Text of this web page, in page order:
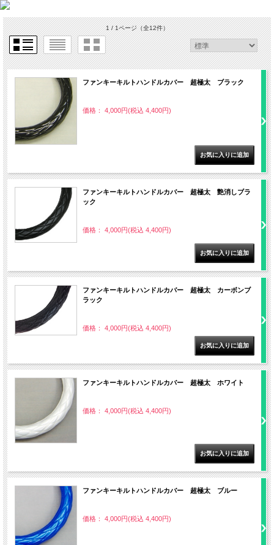
1 / 1ページ（全12件）
ファンキーキルトハンドルカバー 超極太 ブラック
価格： 4,000円(税込 4,400円)
ファンキーキルトハンドルカバー 超極太 艶消しブラ
ック
価格： 4,000円(税込 4,400円)
ファンキーキルトハンドルカバー 超極太 カーボンブ
ラック
価格： 4,000円(税込 4,400円)
ファンキーキルトハンドルカバー 超極太 ホワイト
価格： 4,000円(税込 4,400円)
ファンキーキルトハンドルカバー 超極太 ブルー
価格： 4,000円(税込 4,400円)